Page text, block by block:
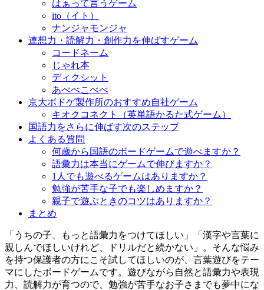
はぁって言うゲーム
ito（イト）
ナンジャモンジャ
連想力・読解力・創作力を伸ばすゲーム
コードネーム
じゃれ本
ディクシット
あべべこべべ
京大ボドゲ製作所のおすすめ自社ゲーム
キオクコネクト（英単語かるた式ゲーム）
国語力をさらに伸ばす次のステップ
よくある質問
何歳から国語のボードゲームで遊べますか？
語彙力は本当にゲームで伸びますか？
1人でも遊べるゲームはありますか？
勉強が苦手な子でも楽しめますか？
親子で遊ぶときのコツはありますか？
まとめ
「うちの子、もっと語彙力をつけてほしい」「漢字や言葉に
親しんでほしいけれど、ドリルだと続かない」。そんな悩み
を持つ保護者の方にこそ試してほしいのが、言葉遊びをテー
マにしたボードゲームです。遊びながら自然と語彙力や表現
力、読解力が育つので、勉強が苦手なお子さまでも夢中にな